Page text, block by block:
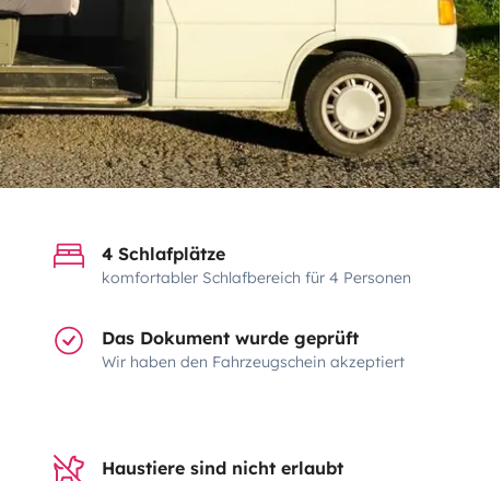
4 Schlafplätze
komfortabler Schlafbereich für 4 Personen
Das Dokument wurde geprüft
Wir haben den Fahrzeugschein akzeptiert
Haustiere sind nicht erlaubt